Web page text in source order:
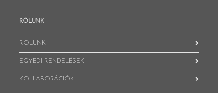
RÓLUNK
RÓLUNK
EGYEDI RENDELÉSEK
KOLLABORÁCIÓK